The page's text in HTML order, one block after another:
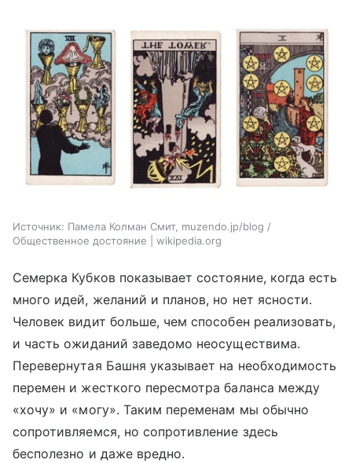
Источник: Памела Колман Смит, muzendo.jp/blog /
Общественное достояние | wikipedia.org
Семерка Кубков показывает состояние, когда есть
много идей, желаний и планов, но нет ясности.
Человек видит больше, чем способен реализовать,
и часть ожиданий заведомо неосуществима.
Перевернутая Башня указывает на необходимость
перемен и жесткого пересмотра баланса между
«хочу» и «могу». Таким переменам мы обычно
сопротивляемся, но сопротивление здесь
бесполезно и даже вредно.